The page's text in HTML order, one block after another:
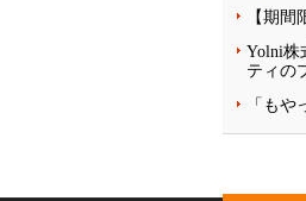
【期
Yolni株
ティの
「も